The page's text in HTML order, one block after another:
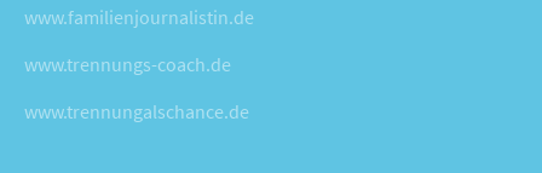
www.familienjournalistin.de
www.trennungs-coach.de
www.trennungalschance.de